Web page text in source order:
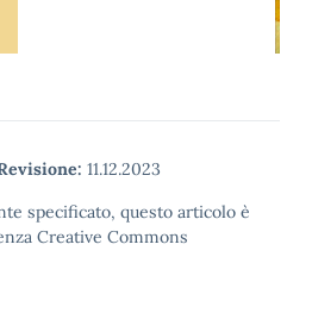
11.12.2023
specificato, questo articolo è
Creative Commons